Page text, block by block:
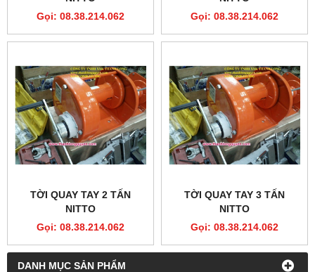
DANH MỤC SẢN PHẨM
Gọi: 08.38.214.062
Gọi: 08.38.214.062
TỜI QUAY TAY 2 TẤN
NITTO
Gọi: 08.38.214.062
TỜI QUAY TAY 3 TẤN
NITTO
Gọi: 08.38.214.062